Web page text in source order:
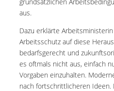
aus.
Dazu erklärte
Arbeitsschutz auf diese
bedarfsgerecht und
es oftmals nicht aus, einfach
Vorgaben einzuhalten.
nach fortschrittlicheren Ideen.